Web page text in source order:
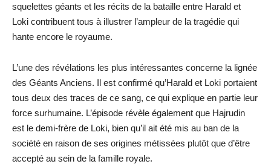
squelettes géants et les récits de la bataille entre Harald et
Loki contribuent tous à illustrer l’ampleur de la tragédie qui
hante encore le royaume.
L’une des révélations les plus intéressantes concerne la lignée
des Géants Anciens. Il est confirmé qu’Harald et Loki portaient
tous deux des traces de ce sang, ce qui explique en partie leur
force surhumaine. L’épisode révèle également que Hajrudin
est le demi-frère de Loki, bien qu’il ait été mis au ban de la
société en raison de ses origines métissées plutôt que d’être
accepté au sein de la famille royale.